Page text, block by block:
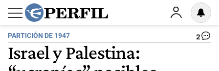
PARTICIÓN DE 1947 2
Israel y Palestina: